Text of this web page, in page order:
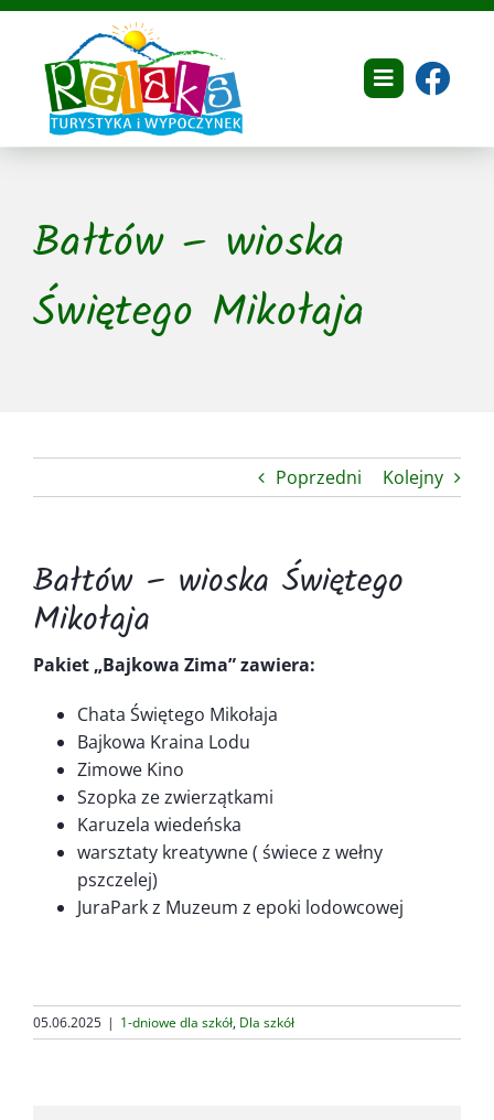
Przejdź
zawartości
Toggle
O nas
Dokumenty
Oferta
Kontakt
Bałtów – wioska
Świętego Mikołaja
Poprzedni Kolejny
Bałtów – wioska Świętego
Mikołaja
Pakiet „Bajkowa Zima” zawiera:
Chata Świętego Mikołaja
Bajkowa Kraina Lodu
Zimowe Kino
Szopka ze zwierzątkami
Karuzela wiedeńska
warsztaty kreatywne ( świece z wełny
pszczelej)
JuraPark z Muzeum z epoki lodowcowej
05.06.2025 | 1-dniowe dla szkół, Dla szkół